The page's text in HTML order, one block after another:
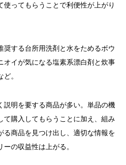
使ってもらうことで利便性が上がり
奨する台所用洗剤と水をためるボウ
オイが気になる塩素系漂白剤と炊事
。
説明を要する商品が多い。単品の機
て購入してもらうことに加え、組み
る商品を見つけ出し、適切な情報を
の収益性は上がる。